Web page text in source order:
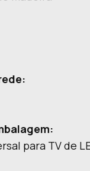
para TV de